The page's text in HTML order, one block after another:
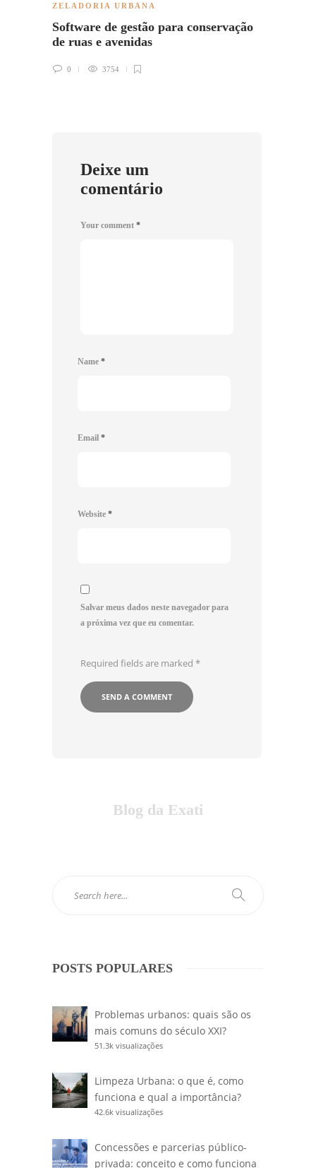
ZELADORIA URBANA
Software de gestão para conservação
de ruas e avenidas
0 3754
Deixe um
comentário
Your comment *
Name *
Email *
Website *
Salvar meus dados neste navegador para
a próxima vez que eu comentar.
Required fields are marked *
Blog da Exati
POSTS POPULARES
Problemas urbanos: quais são os
mais comuns do século XXI?
51.3k visualizações
Limpeza Urbana: o que é, como
funciona e qual a importância?
42.6k visualizações
Concessões e parcerias público-
privada: conceito e como funciona